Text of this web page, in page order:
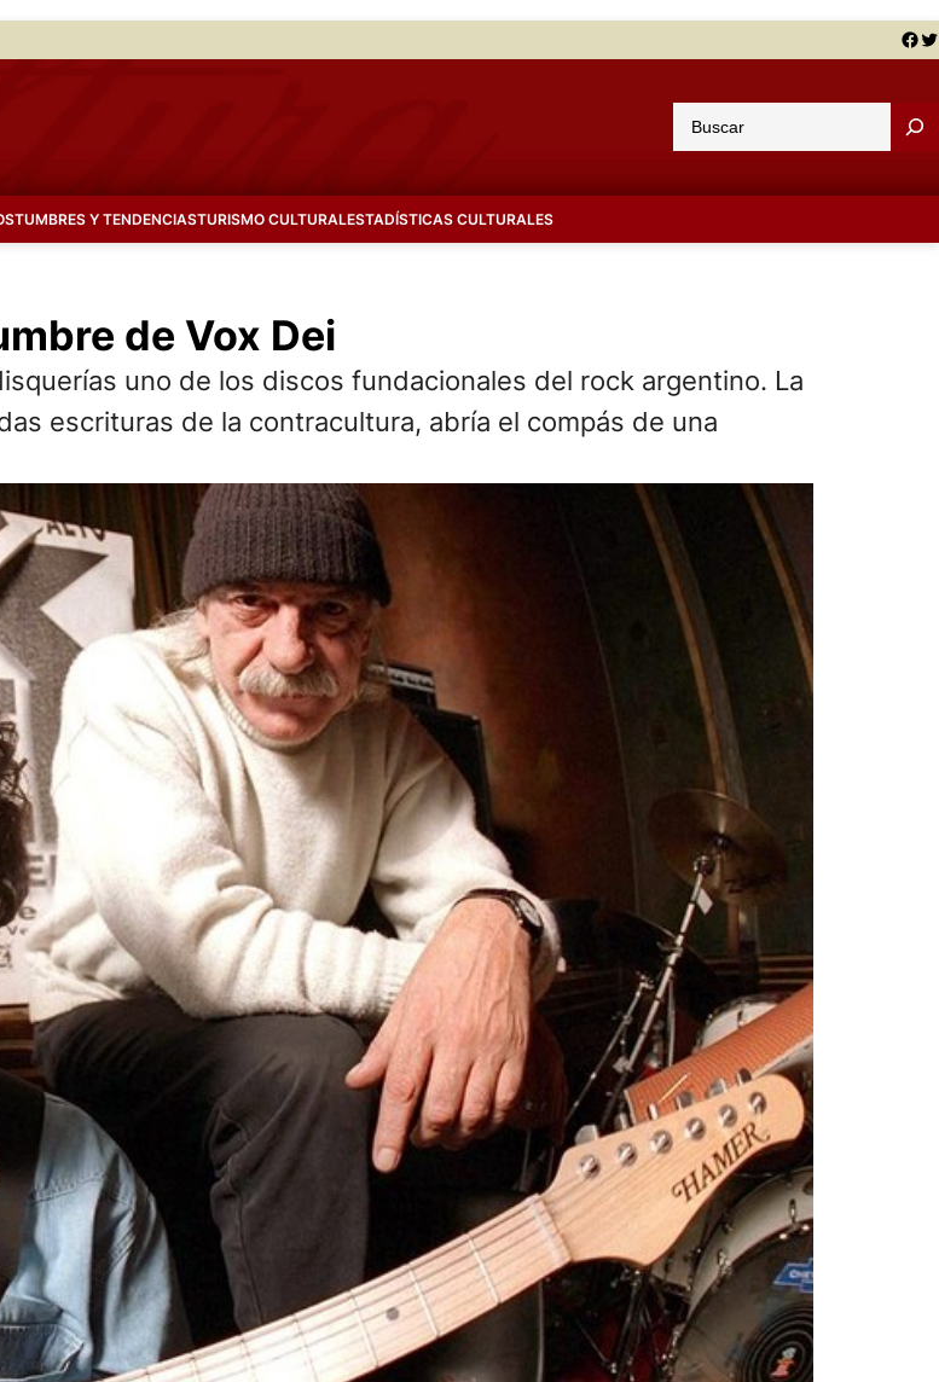
Facebook Twitter
u
a
Y TENDENCIASTURISMO CULTURALESTADÍSTICAS CULTURALES
de Vox Dei
uno de los discos fundacionales del rock argentino. La
escrituras de la contracultura, abría el compás de una